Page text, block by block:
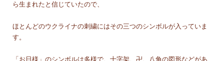
ら生まれたと信じていたので、
ほとんどのウクライナの刺繍にはその三つのシンボルが入っていま
す。
「お日様」のシンボルは多様で、十字架、卍、八角の図形などがあ